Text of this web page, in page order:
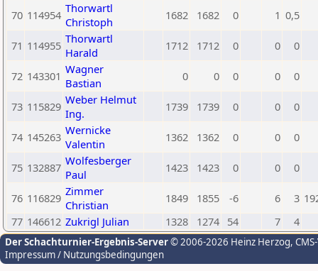
70 114954 Thorwartl
Christoph
1682 1682 0 1 0,5
71 114955 Thorwartl
Harald
1712 1712 0 0 0
72 143301 Wagner
Bastian
0 0 0 0 0
73 115829 Weber Helmut
Ing.
1739 1739 0 0 0
74 145263 Wernicke
Valentin
1362 1362 0 0 0
75 132887 Wolfesberger
Paul
1423 1423 0 0 0
76 116829 Zimmer
Christian
1849 1855 -6 6 3
77 146612 Zukrigl Julian 1328 1274 54 7 4
Der Schachturnier-Ergebnis-Server© 2006-2026 Heinz Herzog,
Impressum / Nutzungsbedingungen